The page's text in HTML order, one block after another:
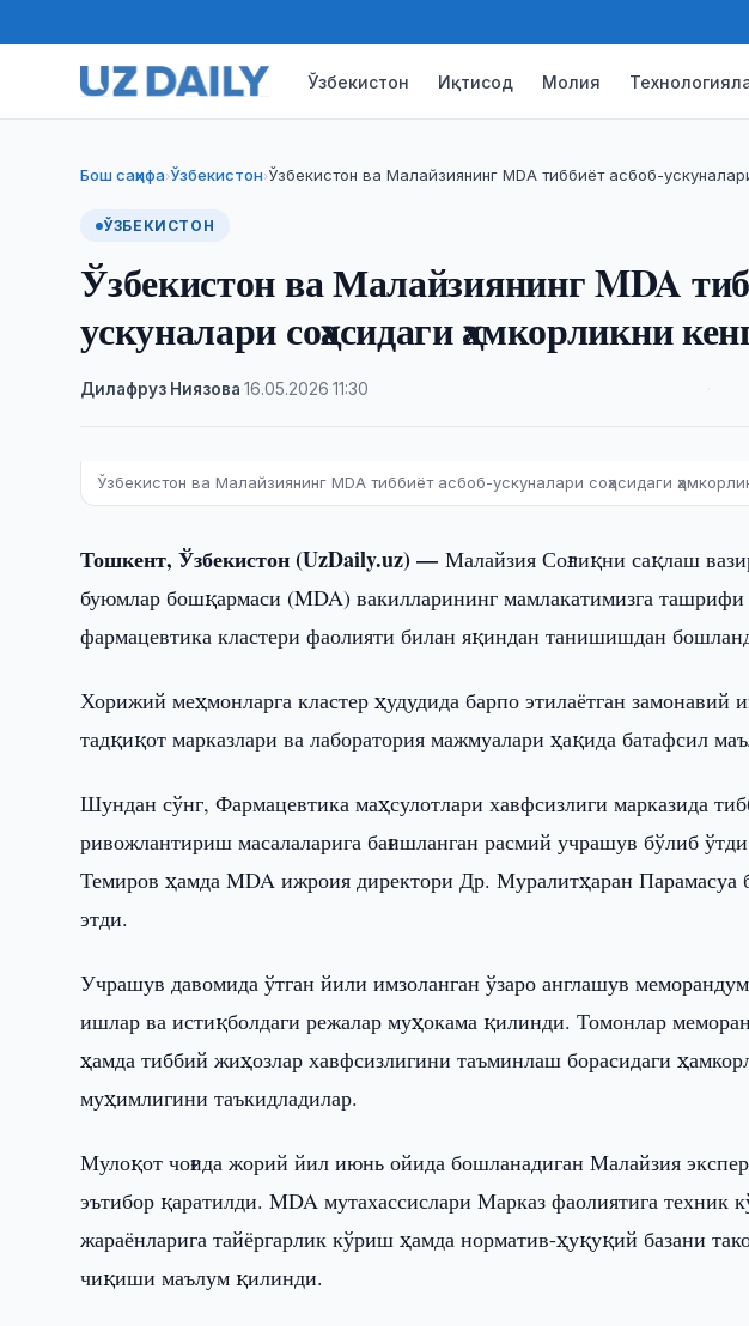
Ўзбекистон Иқтисод Молия
Бош саҳифа›Ўзбекистон›Ўзбекистон ва Малайзиянинг MDA тиббиёт асбоб-
ЎЗБЕКИСТОН
Ўзбекистон ва Малайзиянинг MDA
ускуналари соҳасидаги ҳамкорликни
Дилафруз Ниязова ·16.05.2026 ·11:30
Ўзбекистон ва Малайзиянинг MDA тиббиёт асбоб-ускуналари соҳасидаги
Тошкент, Ўзбекистон (UzDaily.uz) —Малайзия Соғлиқни сақлаш
буюмлар бошқармаси (MDA) вакилларининг мамлакатимизга
фармацевтика кластери фаолияти билан яқиндан танишишдан
Хорижий меҳмонларга кластер ҳудудида барпо этилаётган
тадқиқот марказлари ва лаборатория мажмуалари ҳақида батафсил
Шундан сўнг, Фармацевтика маҳсулотлари хавфсизлиги марказида
ривожлантириш масалаларига бағишланган расмий учрашув бўлиб
Темиров ҳамда MDA ижроия директори Др. Муралитҳаран Парамасуа
этди.
Учрашув давомида ўтган йили имзоланган ўзаро англашув
ишлар ва истиқболдаги режалар муҳокама қилинди. Томонлар
ҳамда тиббий жиҳозлар хавфсизлигини таъминлаш борасидаги
муҳимлигини таъкидладилар.
Мулоқот чоғида жорий йил июнь ойида бошланадиган Малайзия
эътибор қаратилди. MDA мутахассислари Марказ фаолиятига техник
жараёнларига тайёргарлик кўриш ҳамда норматив-ҳуқуқий базани
чиқиши маълум қилинди.